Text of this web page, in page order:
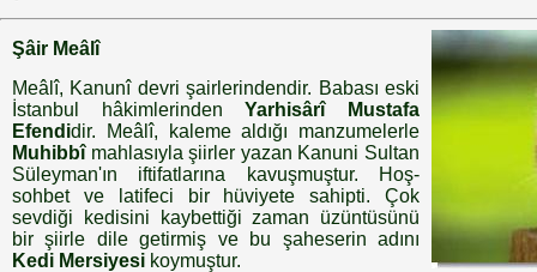
Şâir Meâlî
Meâlî, Kanunî devri şairlerindendir. Babası eski
İstanbul hâkimlerindenYarhisârî Mustafa
Efendidir. Meâlî, kaleme aldığı manzumelerle
Muhibbîmahlasıyla şiirler yazan Kanuni Sultan
Süleyman'ın iftifatlarına kavuşmuştur. Hoş-
sohbet ve latifeci bir hüviyete sahipti. Çok
sevdiği kedisini kaybettiği zaman üzüntüsünü
bir şiirle dile getirmiş ve bu şaheserin adını
Kedi Mersiyesi koymuştur.